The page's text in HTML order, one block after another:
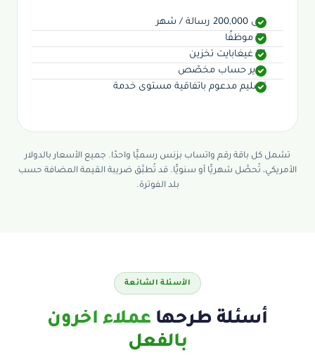
حتى 200,000 رسالة / شهر
30 موظفًا
25 غيغابايت تخزين
مدير حساب مخصّص
تسليم مدعوم باتفاقية مستوى خدمة
تشمل كل باقة رقم واتساب بزنس رسميًّا واحدًا. جميع الأسعار بالدولار
الأمريكي، تُحصَّل شهريًّا أو سنويًّا. قد تُطبَّق ضريبة القيمة المضافة حسب
بلد الفوترة.
الأسئلة الشائعة
أسئلة طرحها عملاء آخرون
بالفعل